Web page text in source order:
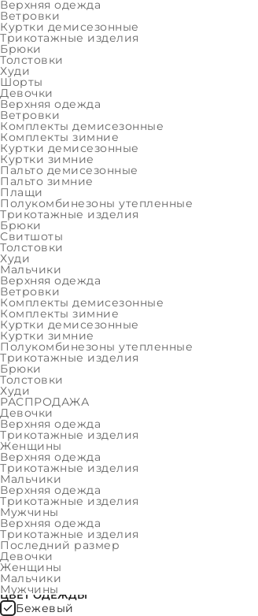
Верхняя одежда
Ветровки
Куртки демисезонные
Трикотажные изделия
Брюки
Толстовки
Худи
Шорты
Девочки
Верхняя одежда
Ветровки
Комплекты демисезонные
Комплекты зимние
Куртки демисезонные
Куртки зимние
Пальто демисезонные
Пальто зимние
Плащи
Полукомбинезоны утепленные
Трикотажные изделия
Брюки
Свитшоты
Толстовки
Худи
Мальчики
Верхняя одежда
Ветровки
Комплекты демисезонные
Комплекты зимние
Куртки демисезонные
Куртки зимние
Полукомбинезоны утепленные
Трикотажные изделия
Брюки
Толстовки
Худи
РАСПРОДАЖА
Девочки
Верхняя одежда
Трикотажные изделия
Женщины
Верхняя одежда
Трикотажные изделия
Мальчики
Верхняя одежда
Трикотажные изделия
Мужчины
Верхняя одежда
Трикотажные изделия
Последний размер
Девочки
Женщины
Мальчики
Мужчины
ФИЛЬТР
ОЧИСТИТЬ
ЦЕНА
ЦВЕТ ОДЕЖДЫ
Бежевый
Трикотажные изделия
Девочки
Верхняя одежда
Трикотажные изделия
Мальчики
Верхняя одежда
Трикотажные изделия
РАСПРОДАЖА
Девочки
Женщины
Мальчики
Мужчины
Последний размер
Девочки
Женщины
Мальчики
Мужчины